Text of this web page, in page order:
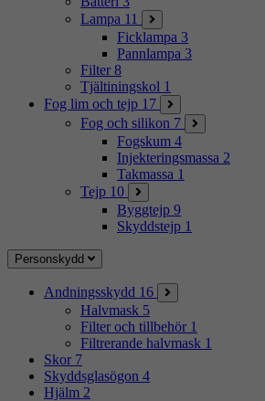
Lampa 11
Ficklampa 3
Pannlampa 3
Filter 8
Tjältiningskol 1
Fog lim och tejp 17
Fog och silikon 7
Fogskum 4
Injekteringsmassa 2
Takmassa 1
Tejp 10
Byggtejp 9
Skyddstejp 1
Personskydd
Andningsskydd 16
Halvmask 5
Filter och tillbehör 1
Filtrerande halvmask 1
Skor 7
Skyddsglasögon 4
Hjälm 2